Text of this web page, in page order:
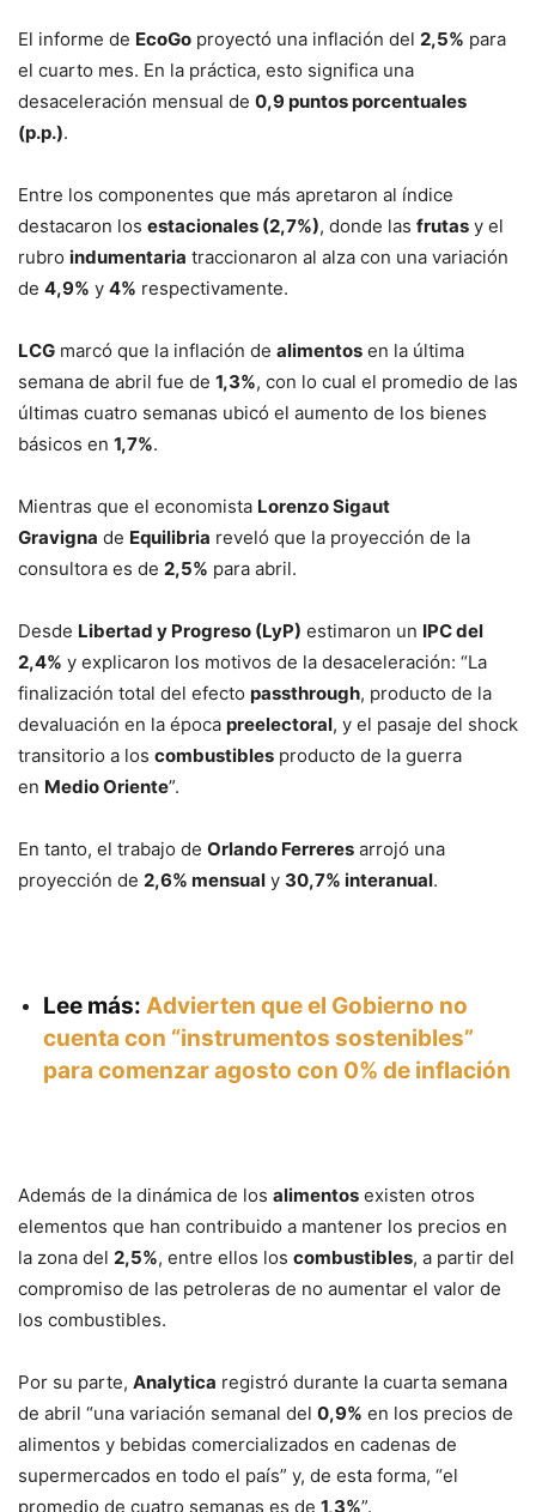
El informe de EcoGo proyectó una inflación del 2,5% para
el cuarto mes. En la práctica, esto significa una
desaceleración mensual de 0,9 puntos porcentuales
(p.p.).
Entre los componentes que más apretaron al índice
destacaron los estacionales (2,7%), donde las frutas y el
rubro indumentaria traccionaron al alza con una variación
de 4,9% y 4% respectivamente.
LCG marcó que la inflación de alimentos en la última
semana de abril fue de 1,3%, con lo cual el promedio de las
últimas cuatro semanas ubicó el aumento de los bienes
básicos en 1,7%.
Mientras que el economista Lorenzo Sigaut
Gravigna de Equilibria reveló que la proyección de la
consultora es de 2,5% para abril.
Desde Libertad y Progreso (LyP) estimaron un IPC del
2,4% y explicaron los motivos de la desaceleración: “La
finalización total del efecto passthrough, producto de la
devaluación en la época preelectoral, y el pasaje del shock
transitorio a los combustibles producto de la guerra
en Medio Oriente”.
En tanto, el trabajo de Orlando Ferreres arrojó una
proyección de 2,6% mensual y 30,7% interanual.
Lee más: Advierten que el Gobierno no
cuenta con “instrumentos sostenibles”
para comenzar agosto con 0% de inflación
Además de la dinámica de los alimentos existen otros
elementos que han contribuido a mantener los precios en
la zona del 2,5%, entre ellos los combustibles, a partir del
compromiso de las petroleras de no aumentar el valor de
los combustibles.
Por su parte, Analytica registró durante la cuarta semana
de abril “una variación semanal del 0,9% en los precios de
alimentos y bebidas comercializados en cadenas de
supermercados en todo el país” y, de esta forma, “el
promedio de cuatro semanas es de 1,3%”.